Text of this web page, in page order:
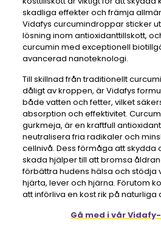
skadliga effekter och främja
Vidafys curcumindroppar sticker
lösning inom antioxidanttillskott,
curcumin med exceptionell
avancerad nanoteknologi.
Till skillnad från traditionellt
dåligt av kroppen, är Vidafys
både vatten och fetter, vilket
absorption och effektivitet.
gurkmeja, är en kraftfull
neutralisera fria radikaler och
cellnivå. Dess förmåga att skydda
skada hjälper till att bromsa
förbättra hudens hälsa och stödja
hjärta, lever och hjärna. Förutom
att införliva en kost rik på naturliga
Gå med i vår